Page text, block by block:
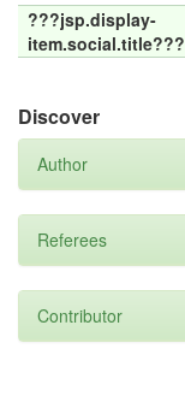
???jsp.display-
item.social.title???
Discover
Author
Referees
Contributor